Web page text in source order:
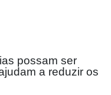
possam ser
a reduzir os